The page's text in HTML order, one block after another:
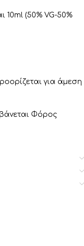
10ml (50% VG-50%
για άμεση
Φόρος